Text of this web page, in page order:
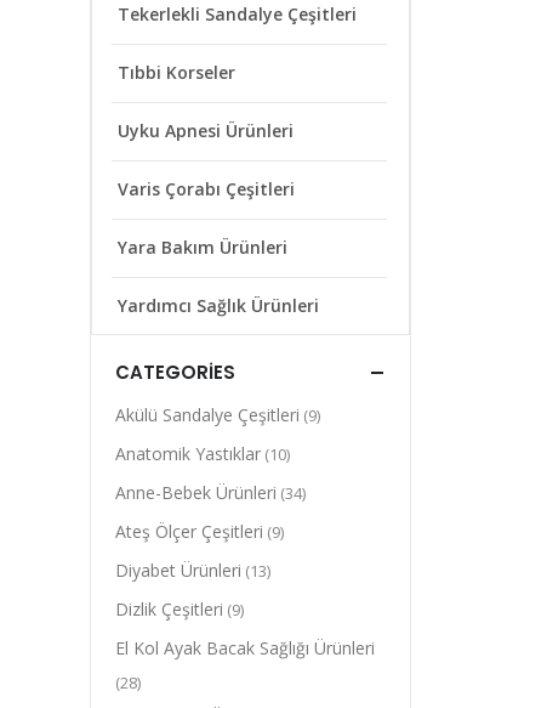
Tekerlekli Sandalye Çeşitleri
Tıbbi Korseler
Uyku Apnesi Ürünleri
Varis Çorabı Çeşitleri
Yara Bakım Ürünleri
Yardımcı Sağlık Ürünleri
CATEGORIES
Akülü Sandalye Çeşitleri (9)
Anatomik Yastıklar (10)
Anne-Bebek Ürünleri (34)
Ateş Ölçer Çeşitleri (9)
Diyabet Ürünleri (13)
Dizlik Çeşitleri (9)
El Kol Ayak Bacak Sağlığı Ürünleri
(28)